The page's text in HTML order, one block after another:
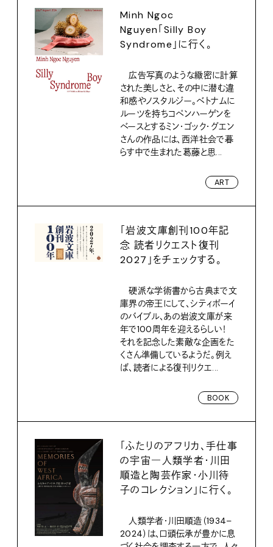
Minh Ngoc
Nguyen「Silly Boy
Syndrome」に行く。
広告写真のような緻密に計算
された美しさと、その中に潜む違
和感やノスタルジー。ベトナムに
ルーツを持ちコペンハーゲンを
ベースとするミン・ゴック・グエン
さんの作品には、西洋社会で暮
らす中で生まれた葛藤と思...
ART
「岩波文庫創刊100年記
念 読者リクエスト復刊
2027」をチェックする。
硬派な学術書から古典まで文
庫界の帝王にして、シティボーイ
のバイブル、あの岩波文庫が来
年で100周年を迎えるらしい！
それを記念した素敵な企画をた
くさん準備しているようだ。例え
ば、読者による復刊リクエ...
BOOK
「ふたりのアフリカ、手仕事
の宇宙―人類学者・川田
順造と陶芸作家・小川待
子のコレクション」に行く。
人類学者・川田順造（1934–
2024）は、口頭伝承が豊かに息